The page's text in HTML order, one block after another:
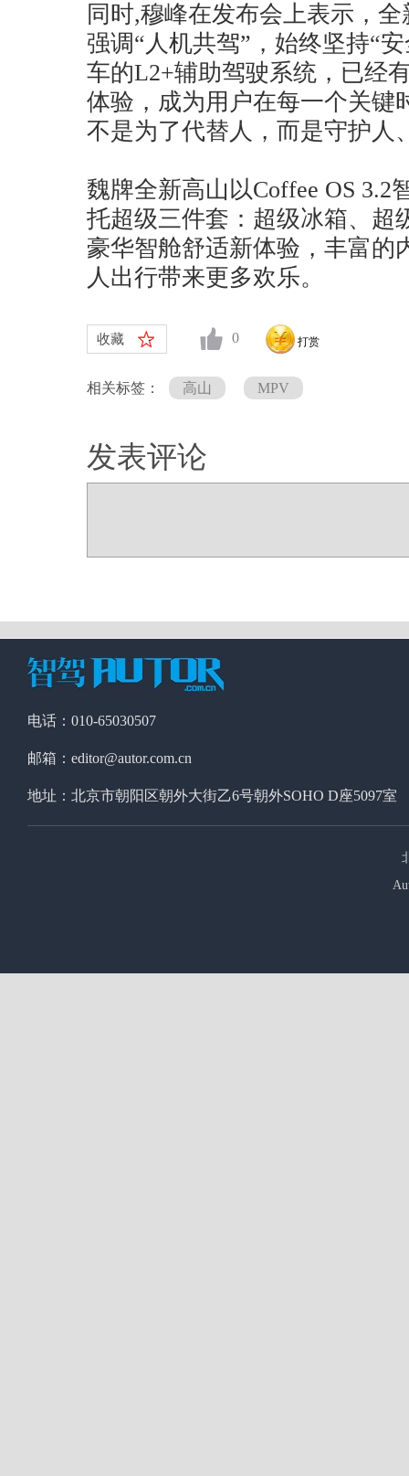
同时,穆峰在发布会上表示，
强调“人机共驾”，始终坚持“
车的L2+辅助驾驶系统，已经
体验，成为用户在每一个关键
不是为了代替人，而是守护人
魏牌全新高山以Coffee OS 3.2
托超级三件套：超级冰箱、超
豪华智舱舒适新体验，丰富的
人出行带来更多欢乐。
收藏 0 打赏
相关标签： 高山 MPV
发表评论
电话：010-65030507
邮箱：editor@autor.com.cn
地址：北京市朝阳区朝外大街乙6号朝外SOHO D座5097室